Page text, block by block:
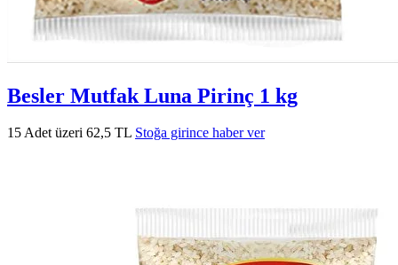
Besler Mutfak Luna Pirinç 1 kg
15 Adet üzeri 62,5 TL Stoğa girince haber ver